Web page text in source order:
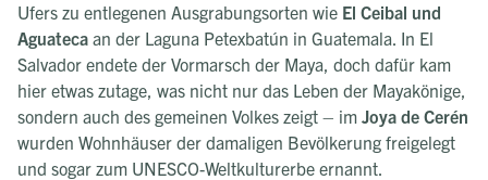
Ufers zu entlegenen Ausgrabungsorten wie El Ceibal und
Aguateca an der Laguna Petexbatún in Guatemala. In El
Salvador endete der Vormarsch der Maya, doch dafür kam
hier etwas zutage, was nicht nur das Leben der Mayakönige,
sondern auch des gemeinen Volkes zeigt – im Joya de Cerén
wurden Wohnhäuser der damaligen Bevölkerung freigelegt
und sogar zum UNESCO-Weltkulturerbe ernannt.